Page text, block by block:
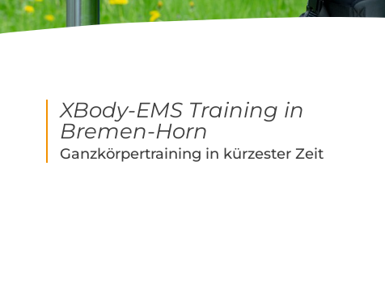
XBody-EMS Training in
Bremen-Horn
Ganzkörpertraining in kürzester Zeit